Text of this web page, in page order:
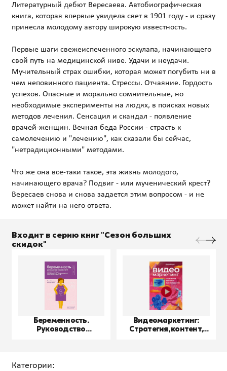
Литературный дебют Вересаева. Автобиографическая
книга, которая впервые увидела свет в 1901 году - и сразу
принесла молодому автору широкую известность.
Первые шаги свежеиспеченного эскулапа, начинающего
свой путь на медицинской ниве. Удачи и неудачи.
Мучительный страх ошибки, которая может погубить ни в
чем неповинного пациента. Стрессы. Отчаяние. Гордость
успехов. Опасные и морально сомнительные, но
необходимые эксперименты на людях, в поисках новых
методов лечения. Сенсация и скандал - появление
врачей-женщин. Вечная беда России - страсть к
самолечению и "лечению", как сказали бы сейчас,
"нетрадиционными" методами.
Что же она все-таки такое, эта жизнь молодого,
начинающего врача? Подвиг - или мученический крест?
Вересаев снова и снова задается этим вопросом - и не
Входит в серию книг "Сезон больших
скидок"
Беременность.
Руководство
Видеомаркетинг:
Стратегия, контент,
Категории: